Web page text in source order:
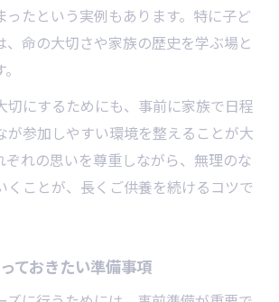
ったという実例もあります。特に子ど
、命の大切さや家族の歴史を学ぶ場と
切にするためにも、事前に家族で日程
が参加しやすい環境を整えることが大
ぞれの思いを尊重しながら、無理のな
くことが、長くご供養を続けるコツで
ておきたい準備事項